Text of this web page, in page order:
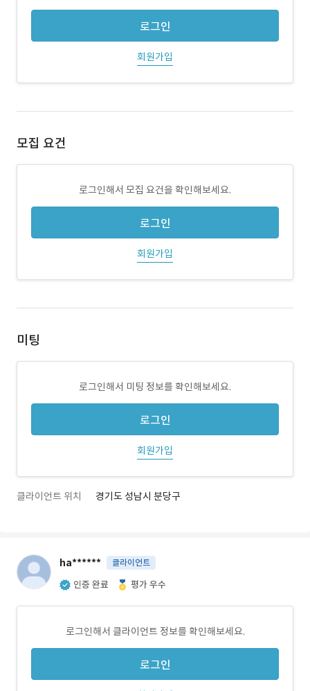
로그인
회원가입
모집 요건
로그인해서 모집 요건을 확인해보세요.
로그인
회원가입
미팅
로그인해서 미팅 정보를 확인해보세요.
로그인
회원가입
클라이언트 위치 경기도 성남시 분당구
ha****** 클라이언트
인증 완료 평가 우수
로그인해서 클라이언트 정보를 확인해보세요.
로그인